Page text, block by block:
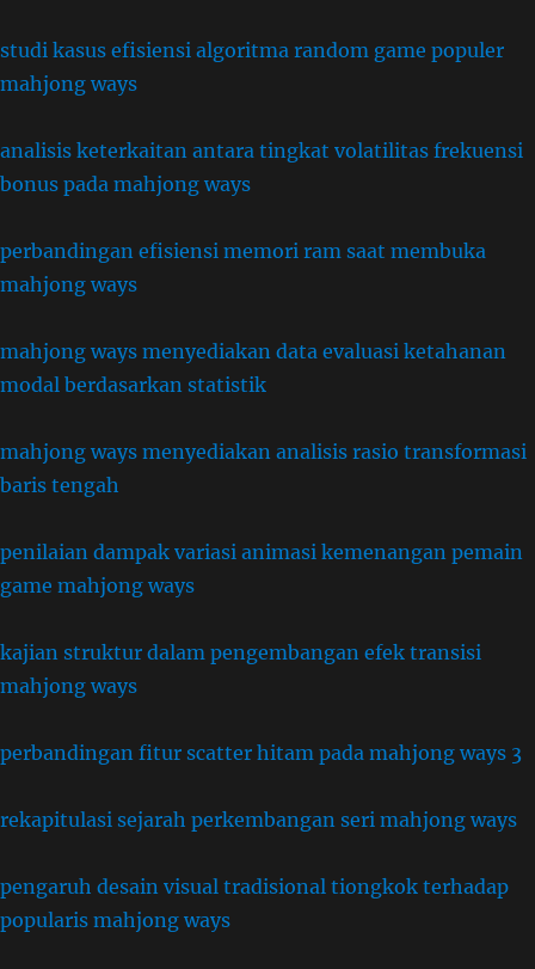
studi kasus efisiensi algoritma random game populer
mahjong ways
analisis keterkaitan antara tingkat volatilitas frekuensi
bonus pada mahjong ways
perbandingan efisiensi memori ram saat membuka
mahjong ways
mahjong ways menyediakan data evaluasi ketahanan
modal berdasarkan statistik
mahjong ways menyediakan analisis rasio transformasi
baris tengah
penilaian dampak variasi animasi kemenangan pemain
game mahjong ways
kajian struktur dalam pengembangan efek transisi
mahjong ways
perbandingan fitur scatter hitam pada mahjong ways 3
rekapitulasi sejarah perkembangan seri mahjong ways
pengaruh desain visual tradisional tiongkok terhadap
popularis mahjong ways